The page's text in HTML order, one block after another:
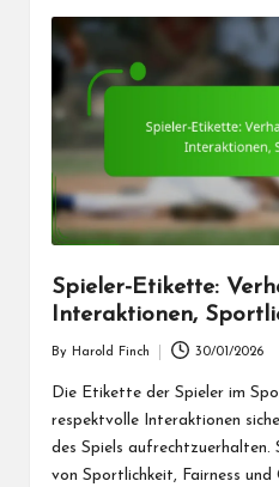
Spieler-Etikette:
Interaktionen,
Posted
by
By Harold Finch 30/01/2026
Die Etikette der Spieler im
respektvolle Interaktionen
des Spiels aufrechtzuerhalten.
von Sportlichkeit, Fairness und